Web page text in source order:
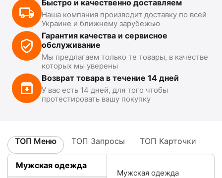
Быстро и качественно доставляем
Наша компания производит доставку по всей
Украине и ближнему зарубежью
Гарантия качества и сервисное
обслуживание
Мы предлагаем только те товары, в качестве
которых мы уверены
Возврат товара в течение 14 дней
У вас есть 14 дней, для того чтобы
протестировать вашу покупку
ТОП Меню ТОП Запросы ТОП Карточки
Мужская одежда
Мужская одежда